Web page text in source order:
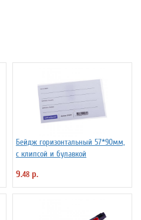
Бейдж горизонтальный 57*90мм,
с клипсой и булавкой
9.48 р.